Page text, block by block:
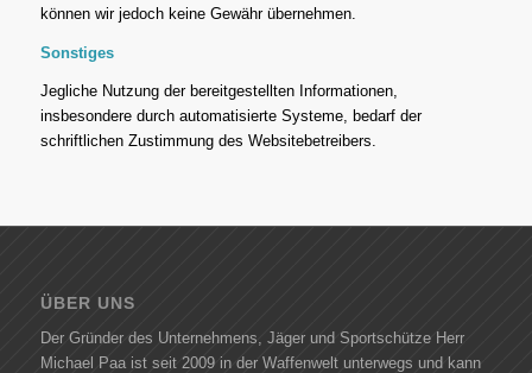
können wir jedoch keine Gewähr übernehmen.
Sonstiges
Jegliche Nutzung der bereitgestellten Informationen,
insbesondere durch automatisierte Systeme, bedarf der
schriftlichen Zustimmung des Websitebetreibers.
ÜBER UNS
Der Gründer des Unternehmens, Jäger und Sportschütze Herr
Michael Paa ist seit 2009 in der Waffenwelt unterwegs und kann